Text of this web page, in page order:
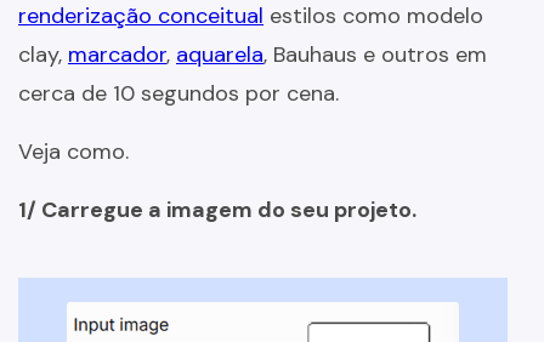
renderização conceitual estilos como modelo
clay, marcador, aquarela, Bauhaus e outros em
cerca de 10 segundos por cena.
Veja como.
1/ Carregue a imagem do seu projeto.